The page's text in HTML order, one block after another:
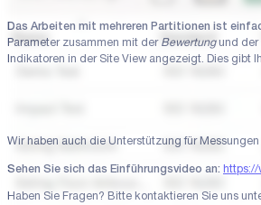
Das Arbeiten mit mehreren Partitionen ist
Parameter zusammen mit der Bewertungund der
Indikatoren in der Site View angezeigt. Dies gibt
Wir haben auch die Unterstützung für
Sehen Sie sich das Einführungsvideo an: https://
Haben Sie Fragen? Bitte kontaktieren Sie uns